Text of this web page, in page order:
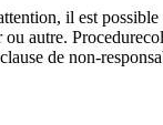
il est
autre.
de non-